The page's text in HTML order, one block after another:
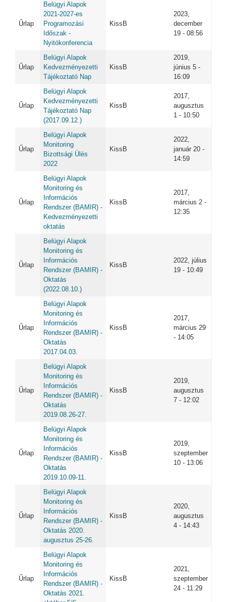
Űrlap
Belügyi Alapok
2021-2027-es
Programozási
Időszak -
Nyitókonferencia
KissB
2023,
december
19 - 08:56
Űrlap
Belügyi Alapok
Kedvezményezetti
Tájékoztató Nap
KissB
2019,
június 5 -
16:09
Űrlap
Belügyi Alapok
Kedvezményezetti
Tájékoztató Nap
(2017.09.12.)
KissB
2017,
augusztus
1 - 10:50
Űrlap
Belügyi Alapok
Monitoring
Bizottsági Ülés
2022
KissB
2022,
január 20 -
14:59
Űrlap
Belügyi Alapok
Monitoring és
Információs
Rendszer (BAMIR) -
Kedvezményezetti
oktatás
KissB
2017,
március 2 -
12:35
Űrlap
Belügyi Alapok
Monitoring és
Információs
Rendszer (BAMIR) -
Oktatás
(2022.08.10.)
KissB
2022, július
19 - 10:49
Űrlap
Belügyi Alapok
Monitoring és
Információs
Rendszer (BAMIR) -
Oktatás
2017.04.03.
KissB
2017,
március 29
- 14:05
Űrlap
Belügyi Alapok
Monitoring és
Információs
Rendszer (BAMIR) -
Oktatás
2019.08.26-27.
KissB
2019,
augusztus
7 - 12:02
Űrlap
Belügyi Alapok
Monitoring és
Információs
Rendszer (BAMIR) -
Oktatás
2019.10.09-11.
KissB
2019,
szeptember
10 - 13:06
Űrlap
Belügyi Alapok
Monitoring és
Információs
Rendszer (BAMIR) -
Oktatás 2020.
augusztus 25-26.
KissB
2020,
augusztus
4 - 14:43
Űrlap
Belügyi Alapok
Monitoring és
Információs
Rendszer (BAMIR) -
Oktatás 2021.
KissB
2021,
szeptember
24 - 11:29